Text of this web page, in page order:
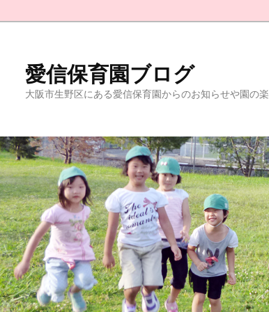
愛信保育園ブログ
大阪市生野区にある愛信保育園からのお知らせや園の